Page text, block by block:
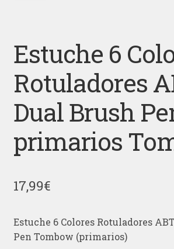
Estuche 6
Rotuladores
Dual Brush
primarios
17,99€
Estuche 6 Colores Rotuladores
Pen Tombow (primarios)